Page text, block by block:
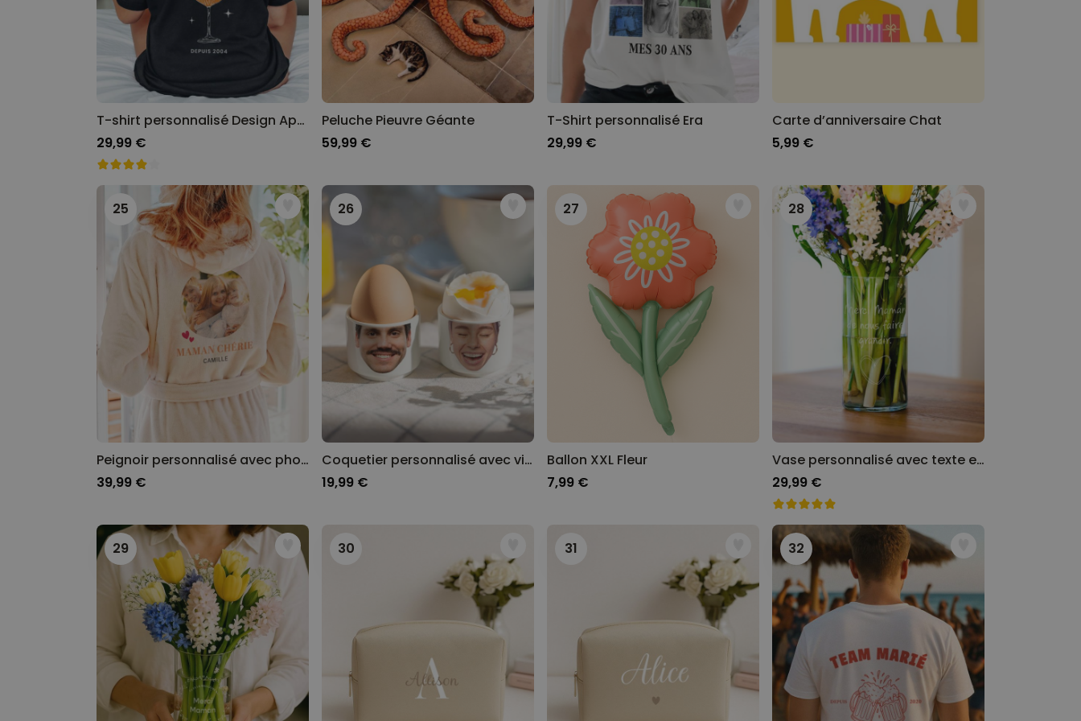
T-shirt personnalisé Design Aperol et texte
29,99 €
Peluche Pieuvre Géante
59,99 €
T-Shirt personnalisé Era
29,99 €
Carte d’anniversaire Chat
5,99 €
25
Peignoir personnalisé avec photo et prénom
39,99 €
26
Coquetier personnalisé avec visage - Lot de 2
19,99 €
27
Ballon XXL Fleur
7,99 €
28
Vase personnalisé avec texte et picto
29,99 €
29 30 31 32